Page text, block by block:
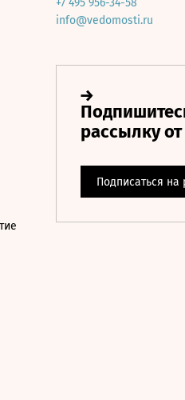
+7 495 956-34-58
info@vedomosti.ru